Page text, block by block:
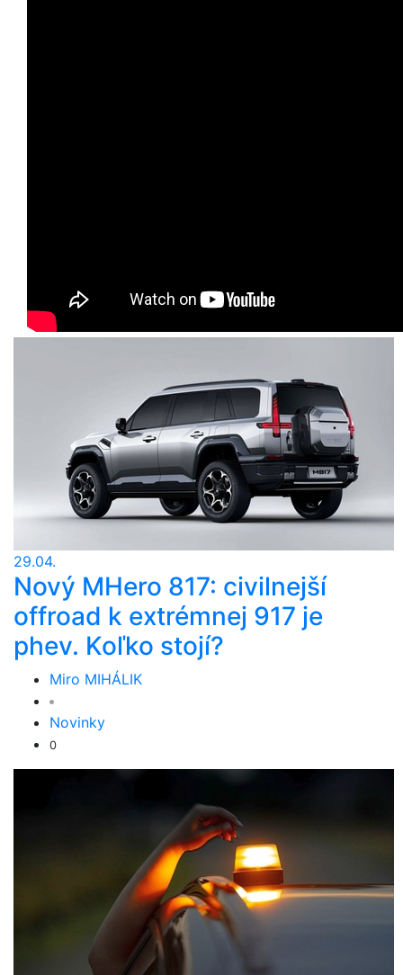
29.04.
Nový MHero 817: civilnejší
offroad k extrémnej 917 je
phev. Koľko stojí?
Miro MIHÁLIK
Novinky
0